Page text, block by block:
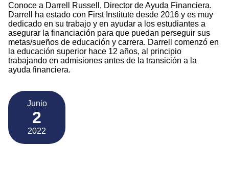
Conoce a Darrell Russell, Director de Ayuda Financiera.
Darrell ha estado con First Institute desde 2016 y es muy
dedicado en su trabajo y en ayudar a los estudiantes a
asegurar la financiación para que puedan perseguir sus
metas/sueños de educación y carrera. Darrell comenzó en
la educación superior hace 12 años, al principio
trabajando en admisiones antes de la transición a la
ayuda financiera.
Junio
2
2022